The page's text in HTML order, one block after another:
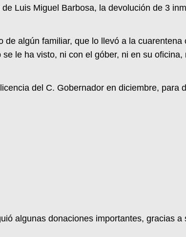
Luis Miguel Barbosa, la devolución de 3
algún familiar, que lo llevó a la cuarentena
le ha visto, ni con el góber, ni en su oficina,
del C. Gobernador en diciembre, para
algunas donaciones importantes, gracias a